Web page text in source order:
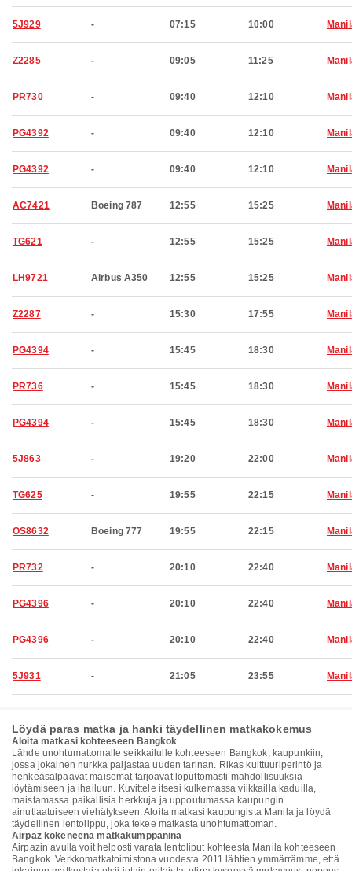
5J929 - 07:15 10:00
Z2285 - 09:05 11:25
PR730 - 09:40 12:10
PG4392 - 09:40 12:10
PG4392 - 09:40 12:10
AC7421 Boeing 787 12:55 15:25
TG621 - 12:55 15:25
LH9721 Airbus A350 12:55 15:25
Z2287 - 15:30 17:55
PG4394 - 15:45 18:30
PR736 - 15:45 18:30
PG4394 - 15:45 18:30
5J863 - 19:20 22:00
TG625 - 19:55 22:15
OS8632 Boeing 777 19:55 22:15
PR732 - 20:10 22:40
PG4396 - 20:10 22:40
PG4396 - 20:10 22:40
5J931 - 21:05 23:55
Löydä paras matka ja hanki täydellinen matkakokemus
Aloita matkasi kohteeseen Bangkok
Lähde unohtumattomalle seikkailulle kohteeseen Bangkok, kaupunkiin,
jossa jokainen nurkka paljastaa uuden tarinan. Rikas kulttuuriperintö ja
henkeäsalpaavat maisemat tarjoavat loputtomasti mahdollisuuksia
löytämiseen ja ihailuun. Kuvittele itsesi kulkemassa vilkkailla kaduilla,
maistamassa paikallisia herkkuja ja uppoutumassa kaupungin
ainutlaatuiseen viehätykseen. Aloita matkasi kaupungista Manila ja löydä
täydellinen lentolippu, joka tekee matkasta unohtumattoman.
Airpaz kokeneena matkakumppanina
Airpazin avulla voit helposti varata lentoliput kohteesta Manila kohteeseen
Bangkok. Verkkomatkatoimistona vuodesta 2011 lähtien ymmärrämme, että